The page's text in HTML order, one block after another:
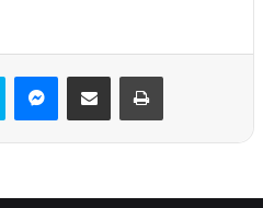
Skype Messenger
E-Posta ile paylaş Yazdır